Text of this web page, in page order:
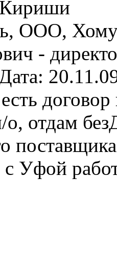
ООО,
-
о, отдам
с Уфой